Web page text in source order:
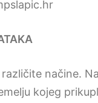
načine.
kojeg